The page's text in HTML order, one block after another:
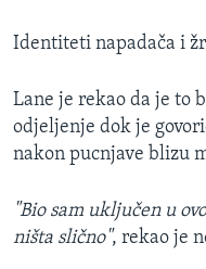
Identiteti napadača i
Lane je rekao da je to
odjeljenje dok je
nakon pucnjave blizu
"Bio sam uključen u
ništa slično", rekao je